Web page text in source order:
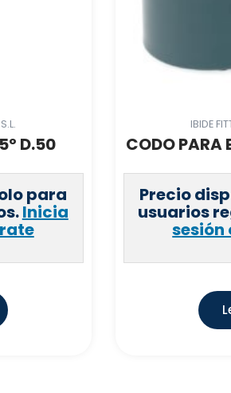
D.50
para
Inicia
IBIDE
CODO PARA
Precio
usuarios
sesión